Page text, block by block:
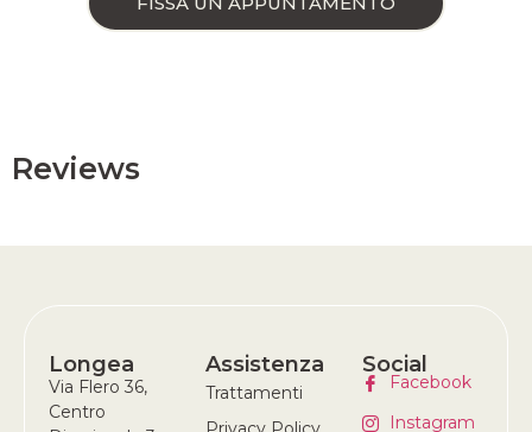
Reviews
Longea
Via Flero 36,
Centro
Assistenza
Trattamenti
Social
Facebook
Instagram